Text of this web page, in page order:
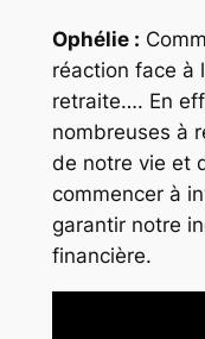
Ophélie :
réaction face à
retraite…. En
nombreuses à
de notre vie et
commencer à
garantir notre
financière.